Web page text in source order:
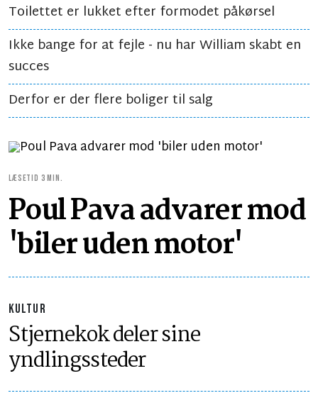
Toilettet er lukket efter formodet påkørsel
Ikke bange for at fejle - nu har William skabt en
succes
Derfor er der flere boliger til salg
LÆSETID 3 MIN.
Poul Pava advarer mod
'biler uden motor'
KULTUR
Stjernekok deler sine
yndlingssteder